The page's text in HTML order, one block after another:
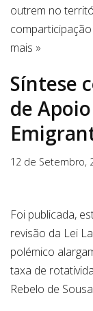
outrem no
mais »
Síntese
de
12 de Setembro,
Foi publicada,
revisão da Lei
polémico
taxa de
Rebelo de